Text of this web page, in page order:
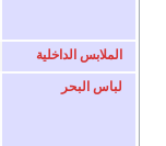
الملابس الداخلية
لباس البحر